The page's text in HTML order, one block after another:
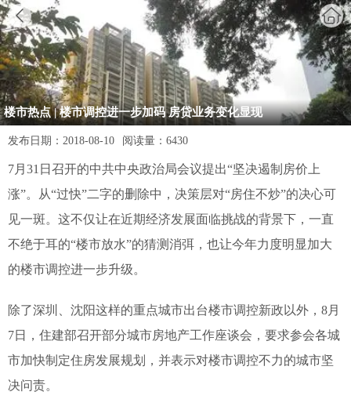
楼市热点 | 楼市调控进一步加码 房贷业务变化显现
发布日期： 2018-08-10 阅读量： 6430
7月31日召开的中共中央政治局会议提出“坚决遏制房价上
涨”。从“过快”二字的删除中，决策层对“房住不炒”的决心可
见一斑。这不仅让在近期经济发展面临挑战的背景下，一直
不绝于耳的“楼市放水”的猜测消弭，也让今年力度明显加大
的楼市调控进一步升级。
除了深圳、沈阳这样的重点城市出台楼市调控新政以外，8月
7日，住建部召开部分城市房地产工作座谈会，要求参会各城
市加快制定住房发展规划，并表示对楼市调控不力的城市坚
决问责。